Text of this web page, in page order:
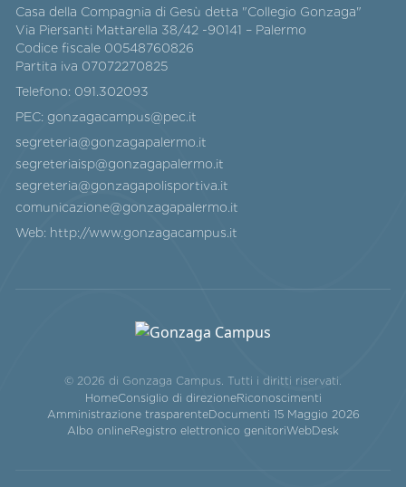
Casa della Compagnia di Gesù detta "Collegio Gonzaga"
Via Piersanti Mattarella 38/42 -90141 – Palermo
Codice fiscale 00548760826
Partita iva 07072270825
Telefono: 091.302093
PEC: gonzagacampus@pec.it
segreteria@gonzagapalermo.it
segreteriaisp@gonzagapalermo.it
segreteria@gonzagapolisportiva.it
comunicazione@gonzagapalermo.it
Web: http://www.gonzagacampus.it
© 2026 di Gonzaga Campus. Tutti i diritti riservati.
HomeConsiglio di direzioneRiconoscimenti
Amministrazione trasparenteDocumenti 15 Maggio 2026
Albo onlineRegistro elettronico genitoriWebDesk